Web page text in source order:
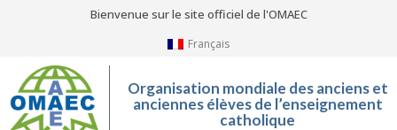
Bienvenue sur le site officiel de l'OMAEC
Français
Organisation mondiale des anciens et
anciennes élèves de l’enseignement
catholique